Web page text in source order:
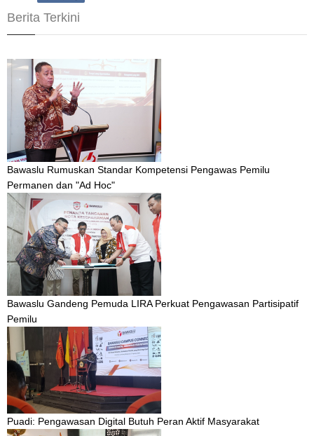
Berita Terkini
Bawaslu Rumuskan Standar Kompetensi Pengawas Pemilu
Permanen dan "Ad Hoc"
Bawaslu Gandeng Pemuda LIRA Perkuat Pengawasan Partisipatif
Pemilu
Puadi: Pengawasan Digital Butuh Peran Aktif Masyarakat